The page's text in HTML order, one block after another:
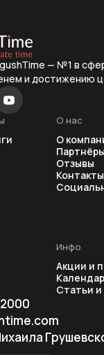
— №1 в
и достижению
Инфо
Акции и
Статьи
О нас
О
Партнёры
Отзывы
Контакты